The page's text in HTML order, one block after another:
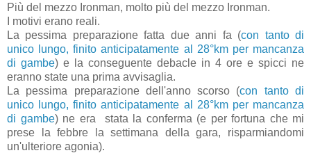
Più del mezzo Ironman, molto più del mezzo Ironman.
I motivi erano reali.
La pessima preparazione fatta due anni fa (con tanto di
unico lungo, finito anticipatamente al 28°km per mancanza
di gambe) e la conseguente debacle in 4 ore e spicci ne
eranno state una prima avvisaglia.
La pessima preparazione dell'anno scorso (con tanto di
unico lungo, finito anticipatamente al 28°km per mancanza
di gambe) ne era stata la conferma (e per fortuna che mi
prese la febbre la settimana della gara, risparmiandomi
un'ulteriore agonia).